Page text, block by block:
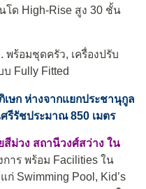
โด High-Rise สูง 30 ชั้น
ร้อมชุดครัว, เครื่องปรับ
Fully Fitted
ษก ห่างจากแยกประชานุกูล
รีรัชประมาณ 850 เมตร
สีม่วง สถานีวงศ์สว่าง ใน
าร พร้อม Facilities ใน
ก่ Swimming Pool, Kid’s